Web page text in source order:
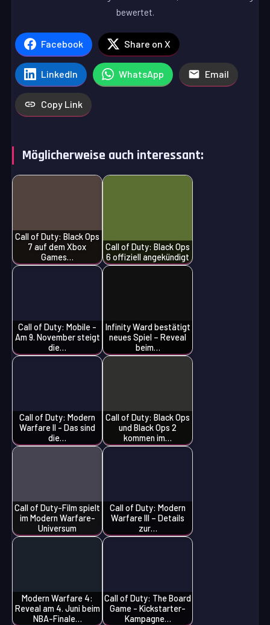
bewertet.
Facebook Share on X
LinkedIn WhatsApp Email
Copy Link
Möglicherweise auch interessant:
Call of Duty: Black Ops
7 auf dem Xbox
Games…
Call of Duty: Black Ops
6 offiziell angekündigt
Call of Duty: Mobile -
Am 9. November steigt
die…
Infinity Ward bestätigt
neues Spiel – Reveal
beim…
Call of Duty: Modern
Warfare II - Das sind
die…
Call of Duty: Black Ops
und Black Ops 2
kommen im…
Call of Duty-Film spielt
im Modern Warfare-
Universum
Call of Duty: Modern
Warfare III – Details
zur…
Modern Warfare 4:
Reveal am 4. Juni beim
NBA-Finale…
Call of Duty: The Board
Game - Kickstarter-
Kampagne…